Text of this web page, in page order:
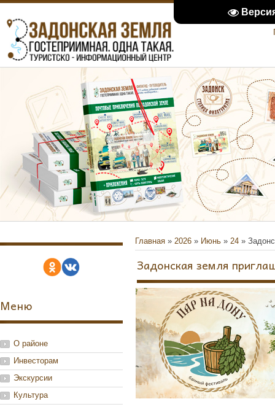
Меню
О районе
Инвесторам
Экскурсии
Культура
Главная » 2026 » Июнь » 24 »
Задонская земля